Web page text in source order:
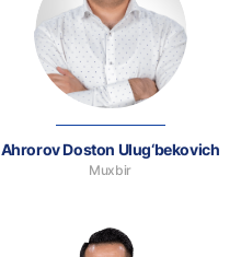
Ahrorov Doston Ulug‘bekovich
Muxbir